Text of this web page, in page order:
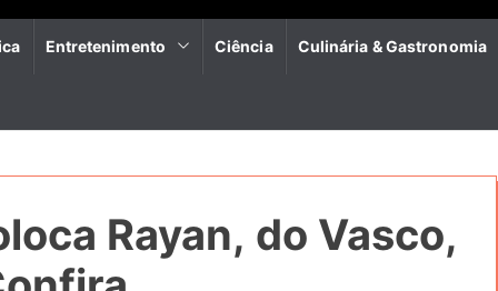
Entretenimento Ciência Culinária & Gastronomia
Rayan, do Vasco,